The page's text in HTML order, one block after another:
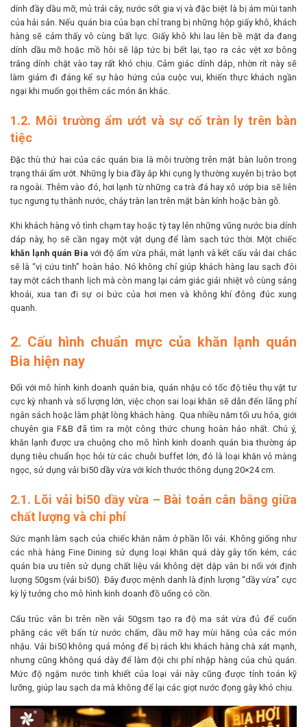
dính đầy dầu mỡ, mủ trái cây, nước sốt gia vị và đặc biệt là bị ám mùi tanh
của hải sản. Nếu quán bia của bạn chỉ trang bị những hộp giấy khô, khách
hàng sẽ cảm thấy vô cùng bất lực. Giấy khô khi lau lên bề mặt da đang
dính dầu mỡ hoặc mồ hôi sẽ lập tức bị bết lại, tạo ra các vệt xơ bông
trắng dính chặt vào tay rất khó chịu. Cảm giác dính dáp, nhờn rít này sẽ
làm giảm đi đáng kể sự hào hứng của cuộc vui, khiến thực khách ngần
ngại khi muốn gọi thêm các món ăn khác.
1.2. Môi trường ẩm ướt và sự cố tràn ly trên bàn
tiệc
Đặc thù thứ hai của các quán bia là môi trường trên mặt bàn luôn trong
trạng thái ẩm ướt. Những ly bia đầy ắp khi cụng ly thường xuyên bị trào bọt
ra ngoài. Thêm vào đó, hơi lạnh từ những ca trà đá hay xô ướp bia sẽ liên
tục ngưng tụ thành nước, chảy tràn lan trên mặt bàn kính hoặc bàn gỗ.
Khi khách hàng vô tình chạm tay hoặc tỳ tay lên những vũng nước bia dính
dáp này, họ sẽ cần ngay một vật dụng để làm sạch tức thời. Một chiếc
khăn lạnh quán Bia với độ ẩm vừa phải, mát lạnh và kết cấu vải dai chắc
sẽ là “vị cứu tinh” hoàn hảo. Nó không chỉ giúp khách hàng lau sạch đôi
tay một cách thanh lịch mà còn mang lại cảm giác giải nhiệt vô cùng sảng
khoái, xua tan đi sự oi bức của hơi men và không khí đông đúc xung
quanh.
2. Cấu hình chuẩn mực của khăn lạnh quán
Bia hiện nay
Đối với mô hình kinh doanh quán bia, quán nhậu có tốc độ tiêu thụ vật tư
cực kỳ nhanh và số lượng lớn, việc chọn sai loại khăn sẽ dẫn đến lãng phí
ngân sách hoặc làm phật lòng khách hàng. Qua nhiều năm tối ưu hóa, giới
chuyên gia F&B đã tìm ra một công thức chung hoàn hảo nhất. Chú ý,
khăn lạnh được ưa chuộng cho mô hình kinh doanh quán bia thường áp
dụng tiêu chuẩn học hỏi từ các chuỗi buffet lớn, đó là loại khăn vỏ màng
ngọc, sử dụng vải bi50 dầy vừa với kích thước thông dụng 20×24 cm.
2.1. Lõi vải bi50 dầy vừa – Bài toán cân bằng giữa
chất lượng và chi phí
Sức mạnh làm sạch của chiếc khăn nằm ở phần lõi vải. Không giống như
các nhà hàng Fine Dining sử dụng loại khăn quá dày gây tốn kém, các
quán bia ưu tiên sử dụng chất liệu vải không dệt dập vân bi nổi với định
lượng 50gsm (vải bi50). Đây được mệnh danh là định lượng “dầy vừa” cực
kỳ lý tưởng cho mô hình kinh doanh đồ uống có cồn.
Cấu trúc vân bi trên nền vải 50gsm tạo ra độ ma sát vừa đủ để cuốn
phăng các vết bẩn từ nước chấm, dầu mỡ hay mùi hăng của các món
nhậu. Vải bi50 không quá mỏng để bị rách khi khách hàng chà xát mạnh,
nhưng cũng không quá dày để làm đội chi phí nhập hàng của chủ quán.
Mức độ ngậm nước tinh khiết của loại vải này cũng được tính toán kỹ
lưỡng, giúp lau sạch da mà không để lại các giọt nước đọng gây khó chịu.